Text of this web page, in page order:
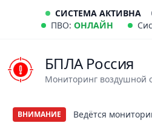
СИСТЕМА АКТИВНА
ПВО: ОНЛАЙН
БПЛА Россия
Мониторинг воздушной
ВНИМАНИЕ Ведётся